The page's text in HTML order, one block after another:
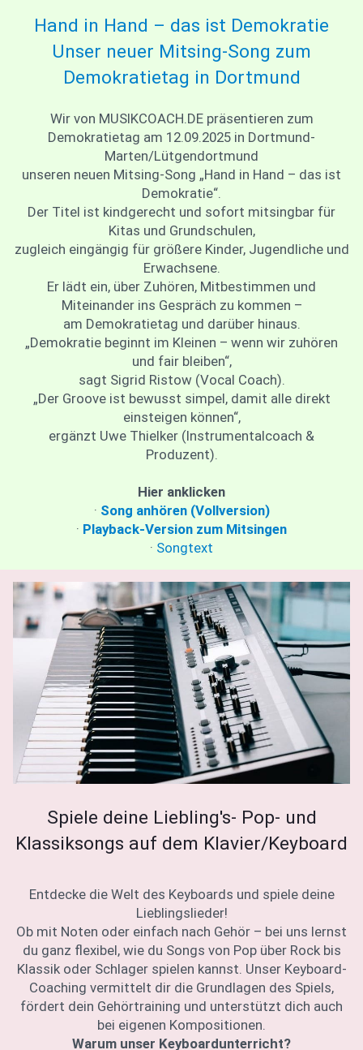
Hand in Hand – das ist Demokratie
Unser neuer Mitsing-Song zum
Demokratietag in Dortmund
Wir von MUSIKCOACH.DE präsentieren zum
Demokratietag am 12.09.2025 in Dortmund-
Marten/Lütgendortmund
unseren neuen Mitsing-Song „Hand in Hand – das ist
Demokratie“.
Der Titel ist kindgerecht und sofort mitsingbar für
Kitas und Grundschulen,
zugleich eingängig für größere Kinder, Jugendliche und
Erwachsene.
Er lädt ein, über Zuhören, Mitbestimmen und
Miteinander ins Gespräch zu kommen –
am Demokratietag und darüber hinaus.
„Demokratie beginnt im Kleinen – wenn wir zuhören
und fair bleiben“,
sagt Sigrid Ristow (Vocal Coach).
„Der Groove ist bewusst simpel, damit alle direkt
einsteigen können“,
ergänzt Uwe Thielker (Instrumentalcoach &
Produzent).
Hier anklicken
· Song anhören (Vollversion)
· Playback-Version zum Mitsingen
· Songtext
Spiele deine Liebling's- Pop- und
Klassiksongs auf dem Klavier/Keyboard
Entdecke die Welt des Keyboards und spiele deine
Lieblingslieder!
Ob mit Noten oder einfach nach Gehör – bei uns lernst
du ganz flexibel, wie du Songs von Pop über Rock bis
Klassik oder Schlager spielen kannst. Unser Keyboard-
Coaching vermittelt dir die Grundlagen des Spiels,
fördert dein Gehörtraining und unterstützt dich auch
bei eigenen Kompositionen.
Warum unser Keyboardunterricht?